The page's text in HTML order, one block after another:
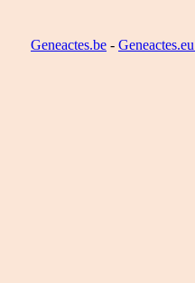
Geneactes.be - Geneactes.eu